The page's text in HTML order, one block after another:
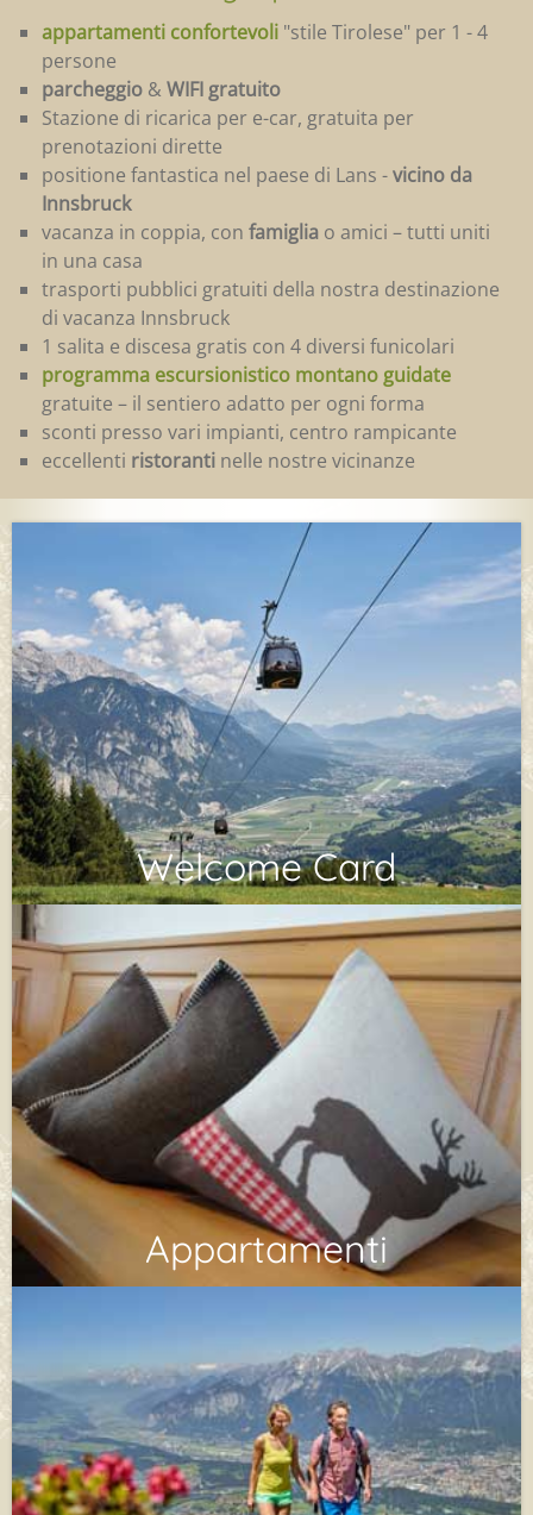
appartamenti confortevoli "stile Tirolese" per 1 - 4
persone
parcheggio & WIFI gratuito
Stazione di ricarica per e-car, gratuita per
prenotazioni dirette
positione fantastica nel paese di Lans -vicino da
Innsbruck
vacanza in coppia, con famiglia o amici – tutti uniti
in una casa
trasporti pubblici gratuiti della nostra destinazione
di vacanza Innsbruck
1 salita e discesa gratis con 4 diversi funicolari
programma escursionistico montano guidate
gratuite – il sentiero adatto per ogni forma
sconti presso vari impianti, centro rampicante
eccellenti ristoranti nelle nostre vicinanze
Welcome Card
Appartamenti